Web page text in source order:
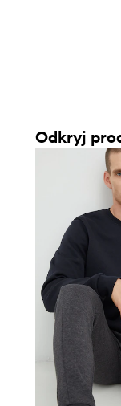
Odkryj